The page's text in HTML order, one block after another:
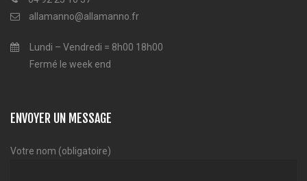
allamanno@allamanno.fr
Lundi – Vendredi = 8h00 18h00
Fermé le week end
ENVOYER UN MESSAGE
Votre nom (obligatoire)